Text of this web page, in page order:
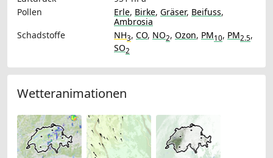
Pollen
Erle, Birke, Gräser, Beifuss,
Ambrosia
Schadstoffe
NH3, CO, NO2, Ozon, PM10, PM2.5,
SO2
Wetteranimationen